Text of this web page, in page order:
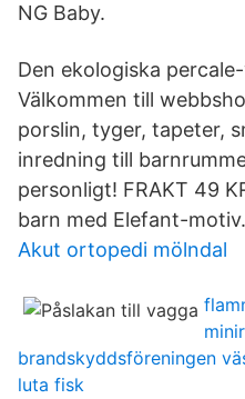
NG Baby.
Den ekologiska
Välkommen till
porslin, tyger, tapeter,
inredning till
personligt! FRAKT 49
barn med Elefant-motiv.
Akut ortopedi mölndal
brandskyddsföreningen
luta fisk